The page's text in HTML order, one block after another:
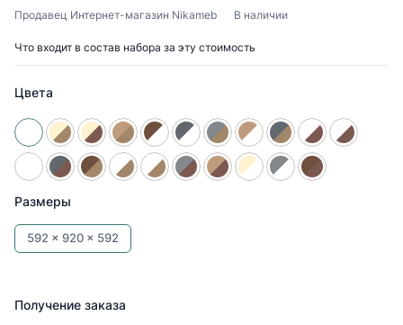
Продавец Интернет-магазин Nikameb В наличии
Что входит в состав набора за эту стоимость
Цвета
Размеры
592 x 920 x 592
Получение заказа